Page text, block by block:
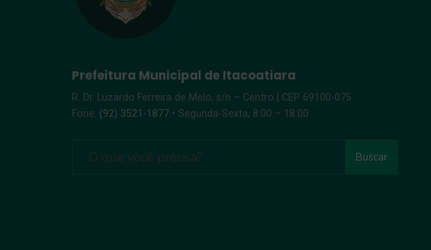
Prefeitura Municipal de Itacoatiara
R. Dr. Luzardo Ferreira de Melo, s/n – Centro | CEP 69100-075
Fone: (92) 3521-1877 • Segunda-Sexta, 8:00 – 18:00
Buscar